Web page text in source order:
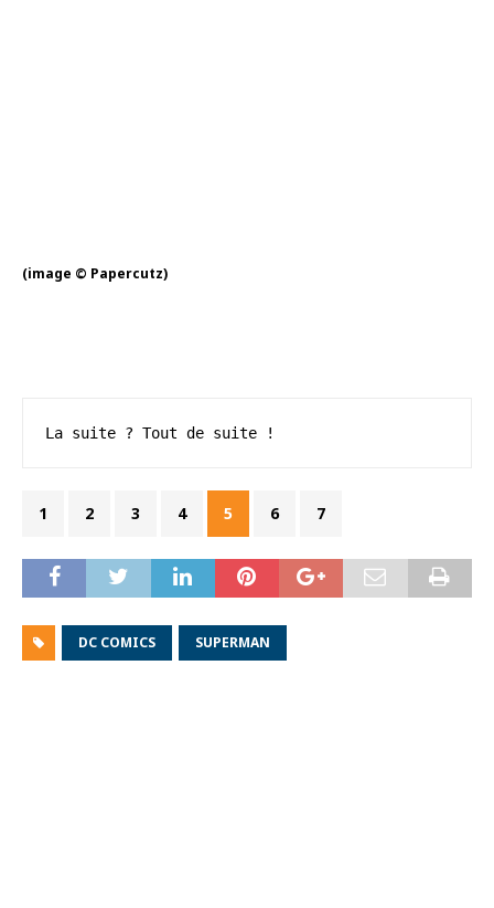
(image © Papercutz)
La suite ? Tout de suite !
1 2 3 4 5 6 7
DC COMICS SUPERMAN